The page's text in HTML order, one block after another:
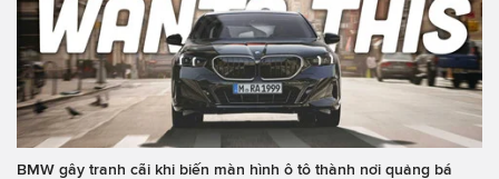
BMW gây tranh cãi khi biến màn hình ô tô thành nơi quảng bá